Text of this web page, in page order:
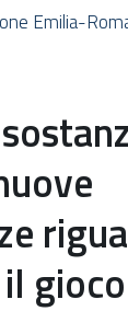
Emilia-
gioco